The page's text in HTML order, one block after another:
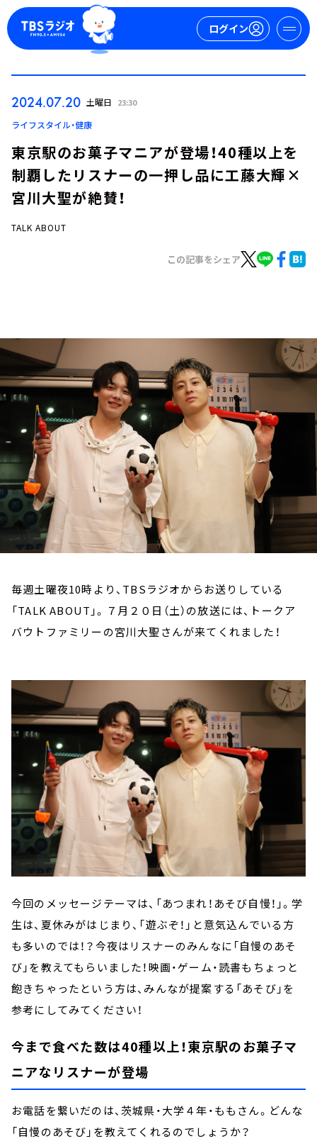
ログイン
ログイン
イベント・グッズ
YouTube
会社情報
2024.07.20 土曜日 23:30
ライフスタイル・健康
東京駅のお菓子マニアが登場！40種以上を
制覇したリスナーの一押し品に工藤大輝×
宮川大聖が絶賛！
TALK ABOUT
この記事をシェア
毎週土曜夜10時より、TBSラジオからお送りしている
「TALK ABOUT」。７月２０日（土）の放送には、トークア
バウトファミリーの宮川大聖さんが来てくれました！
今回のメッセージテーマは、「あつまれ！あそび自慢！」。学
生は、夏休みがはじまり、「遊ぶぞ！」と意気込んでいる方
も多いのでは！？今夜はリスナーのみんなに「自慢のあそ
び」を教えてもらいました！映画・ゲーム・読書もちょっと
飽きちゃったという方は、みんなが提案する「あそび」を
参考にしてみてください！
今まで食べた数は40種以上！東京駅のお菓子マ
ニアなリスナーが登場
お電話を繋いだのは、茨城県・大学４年・ももさん。どんな
「自慢のあそび」を教えてくれるのでしょうか？